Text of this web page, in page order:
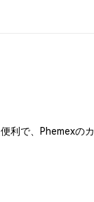
で、Phemexの